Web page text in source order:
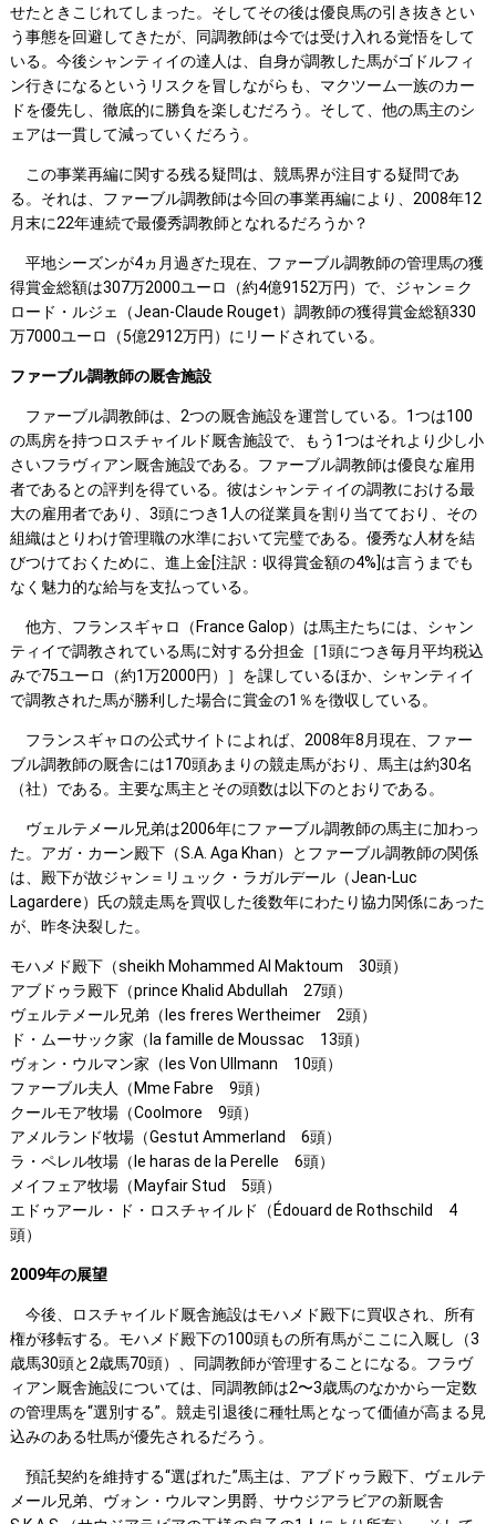
せたときこじれてしまった。そしてその後は優良馬の引き抜きとい
う事態を回避してきたが、同調教師は今では受け入れる覚悟をして
いる。今後シャンティイの達人は、自身が調教した馬がゴドルフィ
ン行きになるというリスクを冒しながらも、マクツーム一族のカー
ドを優先し、徹底的に勝負を楽しむだろう。そして、他の馬主のシ
ェアは一貫して減っていくだろう。
この事業再編に関する残る疑問は、競馬界が注目する疑問であ
る。それは、ファーブル調教師は今回の事業再編により、2008年12
月末に22年連続で最優秀調教師となれるだろうか？
平地シーズンが4ヵ月過ぎた現在、ファーブル調教師の管理馬の獲
得賞金総額は307万2000ユーロ（約4億9152万円）で、ジャン＝ク
ロード・ルジェ（Jean-Claude Rouget）調教師の獲得賞金総額330
万7000ユーロ（5億2912万円）にリードされている。
ファーブル調教師の厩舎施設
ファーブル調教師は、2つの厩舎施設を運営している。1つは100
の馬房を持つロスチャイルド厩舎施設で、もう1つはそれより少し小
さいフラヴィアン厩舎施設である。ファーブル調教師は優良な雇用
者であるとの評判を得ている。彼はシャンティイの調教における最
大の雇用者であり、3頭につき1人の従業員を割り当てており、その
組織はとりわけ管理職の水準において完璧である。優秀な人材を結
びつけておくために、進上金[注訳：収得賞金額の4%]は言うまでも
なく魅力的な給与を支払っている。
他方、フランスギャロ（France Galop）は馬主たちには、シャン
ティイで調教されている馬に対する分担金［1頭につき毎月平均税込
みで75ユーロ（約1万2000円）］を課しているほか、シャンティイ
で調教された馬が勝利した場合に賞金の1％を徴収している。
フランスギャロの公式サイトによれば、2008年8月現在、ファー
ブル調教師の厩舎には170頭あまりの競走馬がおり、馬主は約30名
（社）である。主要な馬主とその頭数は以下のとおりである。
ヴェルテメール兄弟は2006年にファーブル調教師の馬主に加わっ
た。アガ・カーン殿下（S.A. Aga Khan）とファーブル調教師の関係
は、殿下が故ジャン＝リュック・ラガルデール（Jean-Luc
Lagardere）氏の競走馬を買収した後数年にわたり協力関係にあった
が、昨冬決裂した。
モハメド殿下（sheikh Mohammed Al Maktoum 30頭）
アブドゥラ殿下（prince Khalid Abdullah 27頭）
ヴェルテメール兄弟（les freres Wertheimer 2頭）
ド・ムーサック家（la famille de Moussac 13頭）
ヴォン・ウルマン家（les Von Ullmann 10頭）
ファーブル夫人（Mme Fabre 9頭）
クールモア牧場（Coolmore 9頭）
アメルランド牧場（Gestut Ammerland 6頭）
ラ・ペレル牧場（le haras de la Perelle 6頭）
メイフェア牧場（Mayfair Stud 5頭）
エドゥアール・ド・ロスチャイルド（Édouard de Rothschild 4
頭）
2009年の展望
今後、ロスチャイルド厩舎施設はモハメド殿下に買収され、所有
権が移転する。モハメド殿下の100頭もの所有馬がここに入厩し（3
歳馬30頭と2歳馬70頭）、同調教師が管理することになる。フラヴ
ィアン厩舎施設については、同調教師は2〜3歳馬のなかから一定数
の管理馬を“選別する”。競走引退後に種牡馬となって価値が高まる見
込みのある牡馬が優先されるだろう。
預託契約を維持する“選ばれた”馬主は、アブドゥラ殿下、ヴェルテ
メール兄弟、ヴォン・ウルマン男爵、サウジアラビアの新厩舎